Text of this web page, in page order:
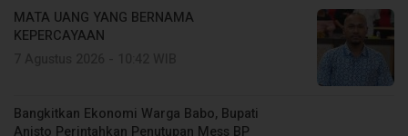
MATA UANG YANG BERNAMA
KEPERCAYAAN
Bangkitkan Ekonomi Warga Babo, Bupati
Anisto Perintahkan Penutupan Mess BP